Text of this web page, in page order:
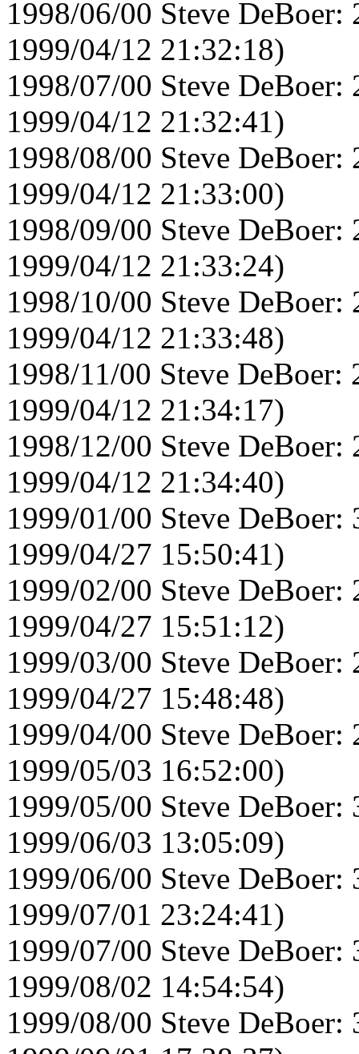
1998/06/00 Steve
1999/04/12 21:32:18)
1998/07/00 Steve
1999/04/12 21:32:41)
1998/08/00 Steve
1999/04/12 21:33:00)
1998/09/00 Steve
1999/04/12 21:33:24)
1998/10/00 Steve
1999/04/12 21:33:48)
1998/11/00 Steve
1999/04/12 21:34:17)
1998/12/00 Steve
1999/04/12 21:34:40)
1999/01/00 Steve
1999/04/27 15:50:41)
1999/02/00 Steve
1999/04/27 15:51:12)
1999/03/00 Steve
1999/04/27 15:48:48)
1999/04/00 Steve
1999/05/03 16:52:00)
1999/05/00 Steve
1999/06/03 13:05:09)
1999/06/00 Steve
1999/07/01 23:24:41)
1999/07/00 Steve
1999/08/02 14:54:54)
1999/08/00 Steve